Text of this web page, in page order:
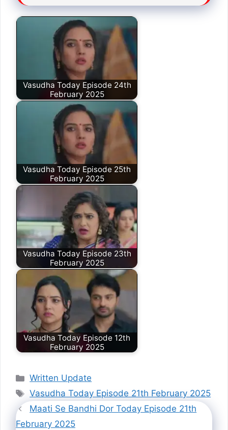
Vasudha Today Episode 24th
February 2025
Vasudha Today Episode 25th
February 2025
Vasudha Today Episode 23th
February 2025
Vasudha Today Episode 12th
February 2025
Categories
Written Update
Tags
Vasudha Today Episode 21th February 2025
Maati Se Bandhi Dor Today Episode 21th
February 2025